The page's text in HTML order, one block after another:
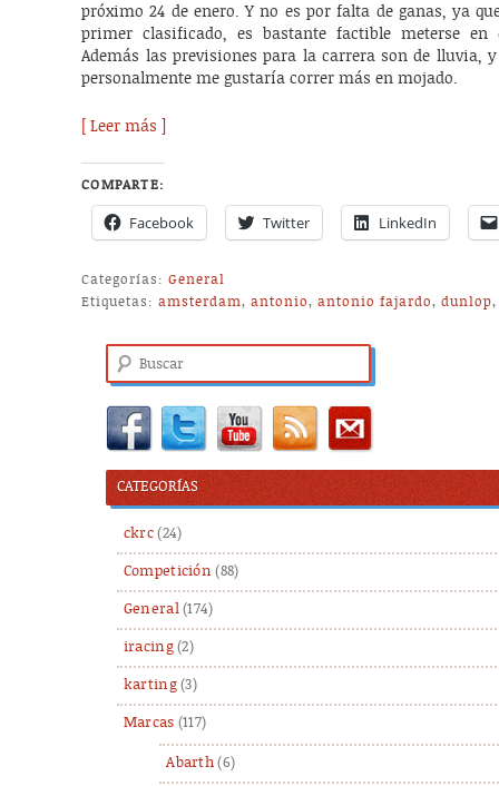
próximo 24 de enero. Y no es por falta de ganas, ya
primer clasificado, es bastante factible meterse
Además las previsiones para la carrera son de lluvia,
personalmente me gustaría correr más en mojado.
[ Leer más ]
COMPARTE:
Facebook Twitter LinkedIn
Categorías: General
Etiquetas: amsterdam,antonio,antonio fajardo,dunlop
Buscar
CATEGORÍAS
ckrc(24)
Competición (88)
General(174)
iracing(2)
karting(3)
Marcas (117)
Abarth (6)